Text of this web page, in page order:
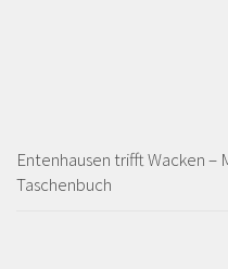
Entenhausen trifft Wacken
Taschenbuch